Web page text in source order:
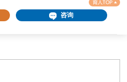
咨询